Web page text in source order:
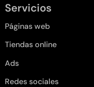
Servicios
Páginas web
Tiendas online
Ads
Redes sociales